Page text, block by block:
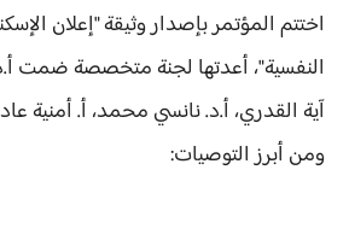
اختتم المؤتمر بإصدار وثيقة "إعلان
النفسية"، أعدتها لجنة متخصصة ضمت
آية القدري، أ.د. نانسي محمد، أ. أمنية
ومن أبرز التوصيات: